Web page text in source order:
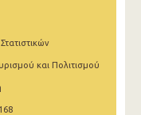
και Πολιτισμού